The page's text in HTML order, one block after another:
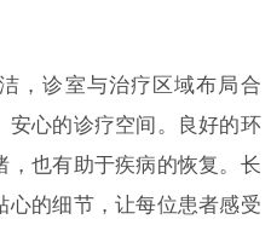
，诊室与治疗区域布局合
安心的诊疗空间。良好的环
，也有助于疾病的恢复。长
心的细节，让每位患者感受